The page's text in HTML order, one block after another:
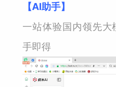
【AI助手】
一站体验国内领先
手即得